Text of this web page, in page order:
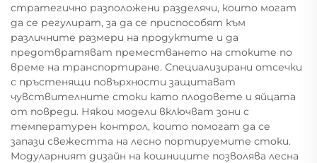
стратегично разположени разделячи, които могат
да се регулират, за да се приспособят към
различните размери на продуктите и да
предотвратяват преместването на стоките по
време на транспортиране. Специализирани отсечки
с пръстенящи повърхности защитават
чувствителните стоки като плодовете и яйцата
от повреди. Някои модели включват зони с
температурен контрол, които помогат да се
запази свежестта на лесно портируемите стоки.
Модуларният дизайн на кошниците позволява лесна